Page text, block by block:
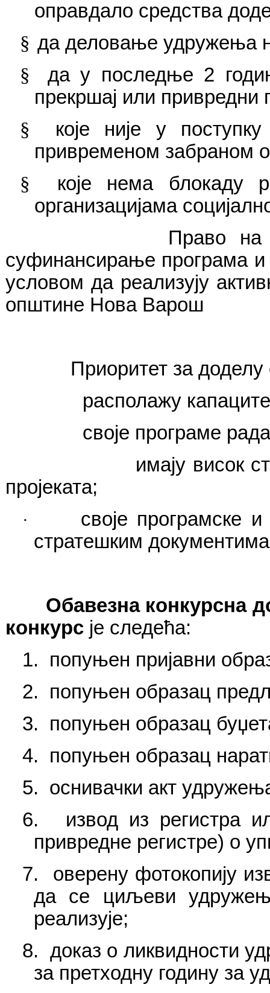
оправдало средства
§ да деловање удружења
§
да у последње 2
прекршај или привредни
§
које није у
привременом забраном
§
које нема блокаду
организацијама
Право на
суфинансирање програма и
условом да реализују
општине Нова Варош
Приоритет за
располажу
своје програме
имају висок
пројеката;
·
своје програмске и
стратешким
Обавезна конкурсна
конкурсје следећа:
1.
попуњен пријавни
2.
попуњен образац
3.
попуњен образац
4.
попуњен образац
5. оснивачки акт
6.
извод из регистра
привредне регистре) о
7.
оверену фотокопију
да се циљеви
реализује;
8. доказ о ликвидности
за претходну годину за